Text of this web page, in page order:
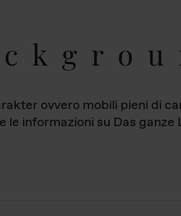
ovvero mobili pieni di
le informazioni su Das